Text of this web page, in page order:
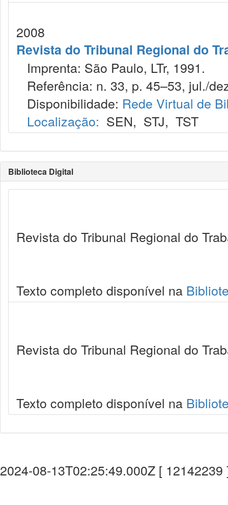
2008
Revista do Tribunal Regional do
Imprenta: São Paulo, LTr, 1991.
Referência: n. 33, p. 45–53, jul./
Disponibilidade: Rede Virtual de
Localização: SEN, STJ, TST
Biblioteca Digital
Revista do Tribunal Regional do
Texto completo disponível na
Revista do Tribunal Regional do
Texto completo disponível na
2024-08-13T02:25:49.000Z [ 12142239